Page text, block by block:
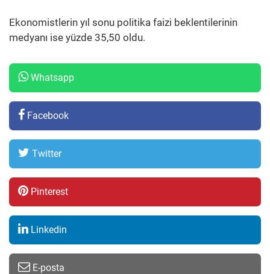
Ekonomistlerin yıl sonu politika faizi beklentilerinin
medyanı ise yüzde 35,50 oldu.
Whatsapp
Facebook
Twitter
Pinterest
Linkedin
E-posta